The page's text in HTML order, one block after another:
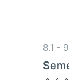
8.1 - 9